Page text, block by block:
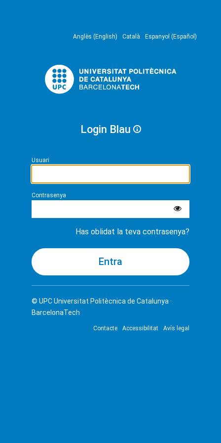
Anglès (English) Català Espanyol (Español)
Login Blau
Usuari
Contrasenya
Has oblidat la teva contrasenya?
© UPCUniversitat Politècnica de Catalunya ·
BarcelonaTech
Contacte Accessibilitat Avís legal